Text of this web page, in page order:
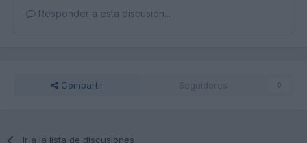
Responder a esta discusión...
Compartir Seguidores 0
Ir a la lista de discusiones